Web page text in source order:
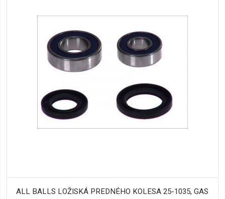
ALL BALLS LOŽISKÁ PREDNÉHO KOLESA 25-1035, GAS